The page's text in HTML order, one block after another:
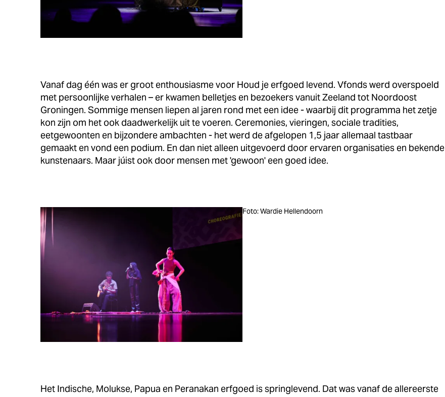
Vanaf dag één was er groot enthousiasme voor Houd je erfgoed levend. Vfonds werd overspoeld
met persoonlijke verhalen – er kwamen belletjes en bezoekers vanuit Zeeland tot Noordoost
Groningen. Sommige mensen liepen al jaren rond met een idee - waarbij dit programma het zetje
kon zijn om het ook daadwerkelijk uit te voeren. Ceremonies, vieringen, sociale tradities,
eetgewoonten en bijzondere ambachten - het werd de afgelopen 1,5 jaar allemaal tastbaar
gemaakt en vond een podium. En dan niet alleen uitgevoerd door ervaren organisaties en bekende
kunstenaars. Maar júist ook door mensen met 'gewoon' een goed idee.
Foto: Wardie Hellendoorn
Het Indische, Molukse, Papua en Peranakan erfgoed is springlevend. Dat was vanaf de allereerste